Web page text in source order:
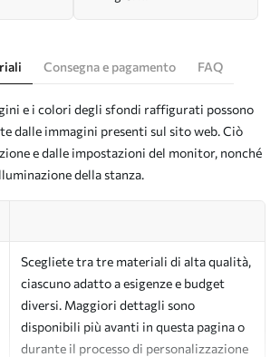
Consegna e pagamento FAQ
e i colori degli sfondi raffigurati possono
dalle immagini presenti sul sito web. Ciò
e dalle impostazioni del monitor, nonché
della stanza.
Scegliete tra tre materiali di alta qualità,
ciascuno adatto a esigenze e budget
diversi. Maggiori dettagli sono
disponibili più avanti in questa pagina o
durante il processo di personalizzazione